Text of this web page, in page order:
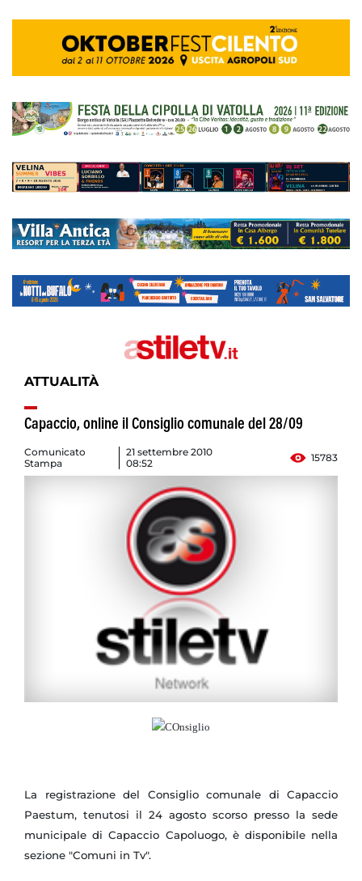
ATTUALITÀ
Capaccio, online il Consiglio comunale del 28/09
Comunicato
Stampa
21 settembre 2010
08:52
15783
La registrazione del Consiglio comunale di Capaccio
Paestum, tenutosi il 24 agosto scorso presso la sede
municipale di Capaccio Capoluogo, è disponibile nella
sezione "Comuni in Tv".